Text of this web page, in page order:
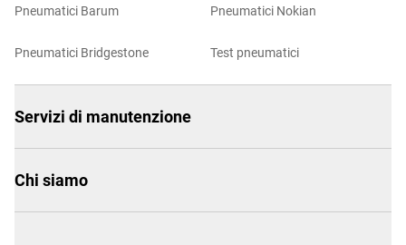
Pneumatici Barum
Pneumatici Bridgestone
Pneumatici Nokian
Test pneumatici
Servizi di manutenzione
Chi siamo